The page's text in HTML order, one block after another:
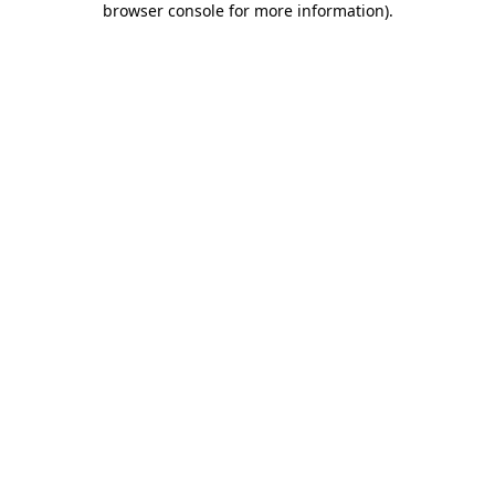
browser console for more information).